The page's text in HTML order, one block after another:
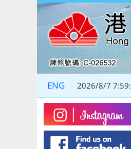
ENG 2026/8/7